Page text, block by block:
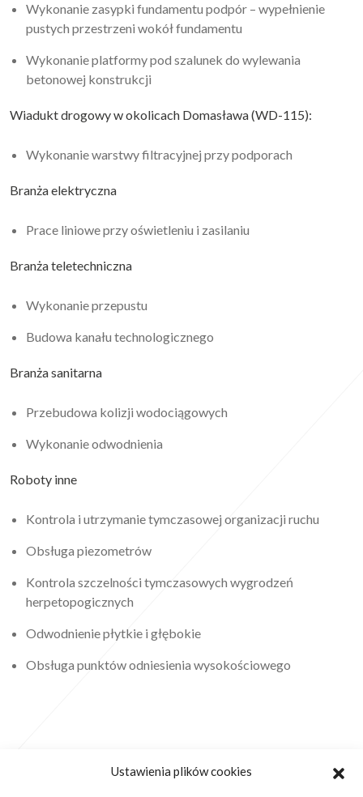
Ustawienia plików cookies
Wykonanie zasypki fundamentu podpór – wypełnienie
pustych przestrzeni wokół fundamentu
Wykonanie platformy pod szalunek do wylewania
betonowej konstrukcji
Wiadukt drogowy w okolicach Domasława (WD-115):
Wykonanie warstwy filtracyjnej przy podporach
Branża elektryczna
Prace liniowe przy oświetleniu i zasilaniu
Branża teletechniczna
Wykonanie przepustu
Budowa kanału technologicznego
Branża sanitarna
Przebudowa kolizji wodociągowych
Wykonanie odwodnienia
Roboty inne
Kontrola i utrzymanie tymczasowej organizacji ruchu
Obsługa piezometrów
Kontrola szczelności tymczasowych wygrodzeń
herpetopogicznych
Odwodnienie płytkie i głębokie
Obsługa punktów odniesienia wysokościowego